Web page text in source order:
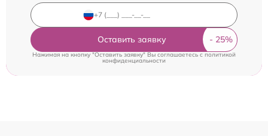
Оставить заявку
Нажимая на кнопку "Оставить заявку" Вы соглашаетесь cполитикой
конфиденциальности